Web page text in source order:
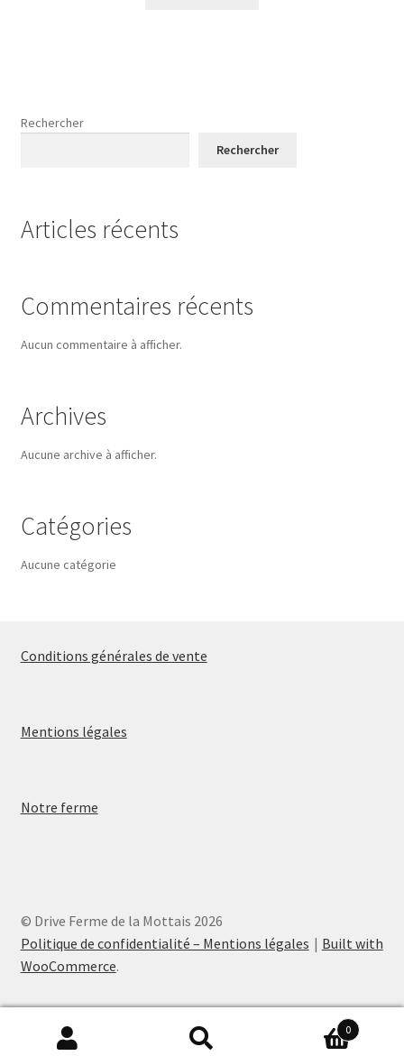
Rechercher
Rechercher
Articles récents
Commentaires récents
Aucun commentaire à afficher.
Archives
Aucune archive à afficher.
Catégories
Aucune catégorie
Conditions générales de vente
Mentions légales
Notre ferme
© Drive Ferme de la Mottais 2026
Politique de confidentialité – Mentions légales
Built with
WooCommerce.
Recherche
Recherche
0